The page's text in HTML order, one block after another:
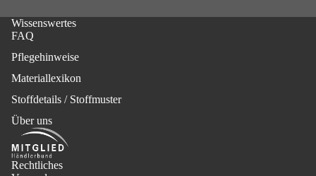
Wissenswertes
FAQ
Pflegehinweise
Materiallexikon
Stoffdetails / Stoffmuster
Über uns
Rechtliches